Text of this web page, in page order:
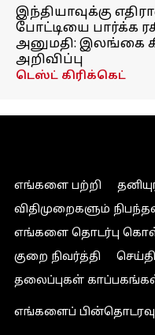
இந்தியாவுக்கு
போட்டியை பார்க்க
அனுமதி: இலங்கை
அறிவிப்பு
டெஸ்ட் கிரிக்கெட்
எங்களை பற்றி
விதிமுறைகளும்
எங்களை தொடர்பு
குறை நிவர்த்தி
செய்தி
தலைப்புகள்
எங்களைப்